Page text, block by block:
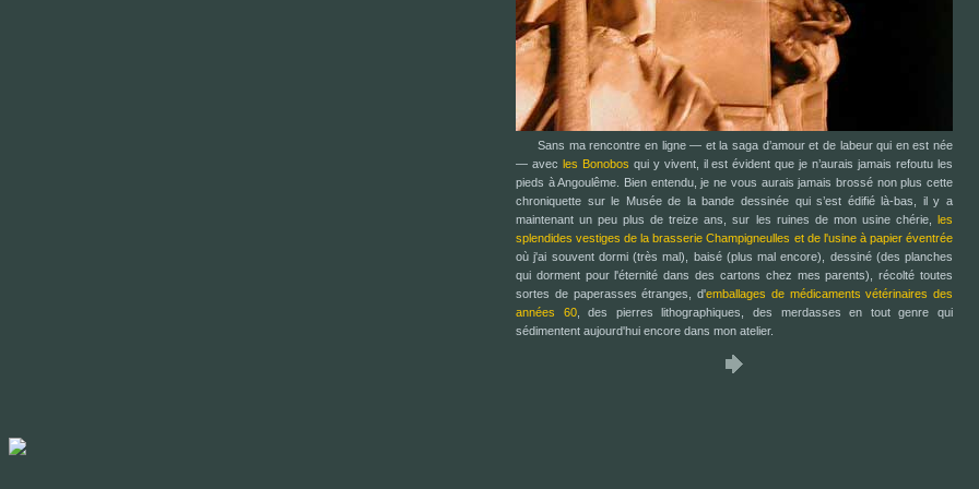
Sans ma rencontre en ligne — et la saga d’amour et de labeur qui en est née
— avec les Bonobos qui y vivent, il est évident que je n’aurais jamais refoutu les
pieds à Angoulême. Bien entendu, je ne vous aurais jamais brossé non plus cette
chroniquette sur le Musée de la bande dessinée qui s’est édifié là-bas, il y a
maintenant un peu plus de treize ans, sur les ruines de mon usine chérie, les
splendides vestiges de la brasserie Champigneulles et de l'usine à papier éventrée
où j'ai souvent dormi (très mal), baisé (plus mal encore), dessiné (des planches
qui dorment pour l'éternité dans des cartons chez mes parents), récolté toutes
sortes de paperasses étranges, d'emballages de médicaments vétérinaires des
années 60, des pierres lithographiques, des merdasses en tout genre qui
sédimentent aujourd'hui encore dans mon atelier.